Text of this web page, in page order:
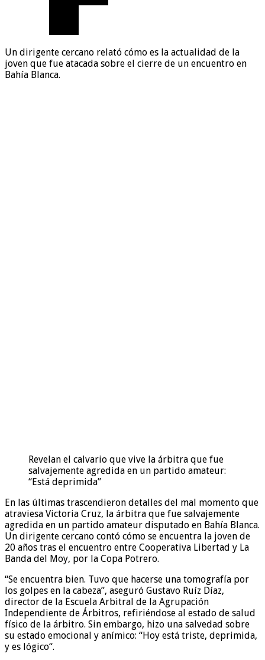
Un dirigente cercano relató cómo es la actualidad de la
joven que fue atacada sobre el cierre de un encuentro en
Bahía Blanca.
Revelan el calvario que vive la árbitra que fue
salvajemente agredida en un partido amateur:
“Está deprimida”
En las últimas trascendieron detalles del mal momento que
atraviesa Victoria Cruz, la árbitra que fue salvajemente
agredida en un partido amateur disputado en Bahía Blanca.
Un dirigente cercano contó cómo se encuentra la joven de
20 años tras el encuentro entre Cooperativa Libertad y La
Banda del Moy, por la Copa Potrero.
“Se encuentra bien. Tuvo que hacerse una tomografía por
los golpes en la cabeza”, aseguró Gustavo Ruíz Díaz,
director de la Escuela Arbitral de la Agrupación
Independiente de Árbitros, refiriéndose al estado de salud
físico de la árbitro. Sin embargo, hizo una salvedad sobre
su estado emocional y anímico: “Hoy está triste, deprimida,
y es lógico“.